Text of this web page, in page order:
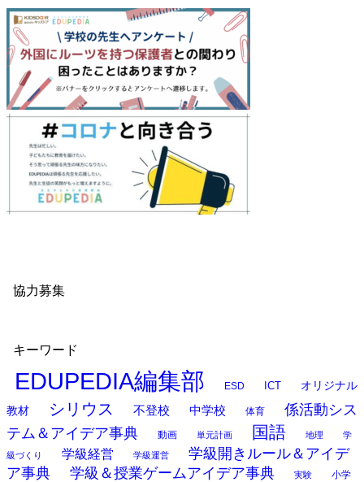
協力募集
キーワード
EDUPEDIA編集部 ESD ICT
オリジナル
教材
シリウス 不登校 中学校 体育
係活動シス
テム＆アイデア事典
動画 単元計画 国語 地理 学
級づくり 学級経営 学級運営
学級開きルール＆アイデ
ア事典
学級＆授業ゲームアイデア事典 実験
小学